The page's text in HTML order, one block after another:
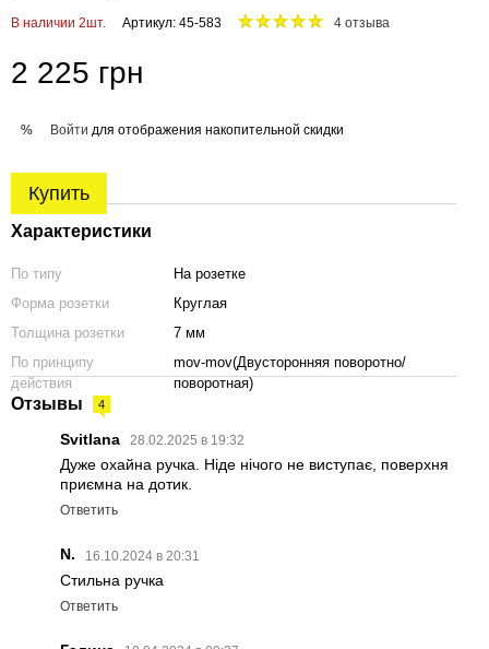
APRILE
В наличии 2шт. Артикул: 45-583 4 отзыва
2 225 грн
% Войти для отображения накопительной скидки
Купить
Характеристики
По типу
На розетке
Форма розетки
Круглая
Толщина розетки
7 мм
По принципу
действия
mov-mov(Двусторонняя поворотно/
поворотная)
Отзывы 4
Svitlana 28.02.2025 в 19:32
Дуже охайна ручка. Ніде нічого не виступає, поверхня
приємна на дотик.
Ответить
N. 16.10.2024 в 20:31
Стильна ручка
Ответить